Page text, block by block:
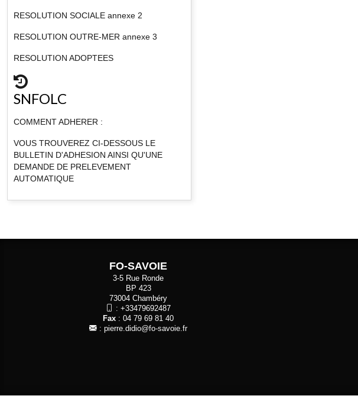
RESOLUTION SOCIALE annexe 2
RESOLUTION OUTRE-MER annexe 3
RESOLUTION ADOPTEES
SNFOLC
COMMENT ADHERER :
VOUS TROUVEREZ CI-DESSOUS LE
BULLETIN D'ADHESION AINSI QU'UNE
DEMANDE DE PRELEVEMENT
AUTOMATIQUE
FO-SAVOIE
3-5 Rue Ronde
BP 423
73004 Chambéry
: +33479692487
Fax : 04 79 69 81 40
: pierre.didio@fo-savoie.fr